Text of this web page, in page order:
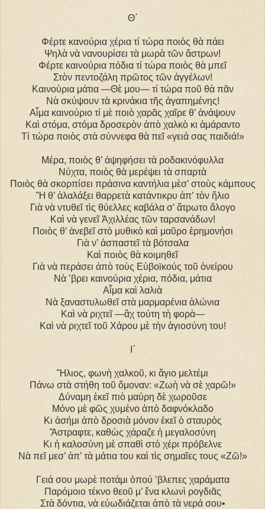
Θ΄
Φέρτε κανούρια χέρια τί τώρα ποιὸς θὰ πάει
Ψηλὰ νὰ νανουρίσει τὰ μωρὰ τῶν ἄστρων!
Φέρτε καινούρια πόδια τί τώρα ποιὸς θὰ μπεῖ
Στὸν πεντοζάλη πρῶτος τῶν ἀγγέλων!
Καινούρια μάτια ―Θὲ μου― τί τώρα ποῦ θὰ πᾶν
Νὰ σκύψουν τὰ κρινάκια τῆς ἀγαπημένης!
Αἷμα καινούριο τί μὲ ποιὸ χαρᾶς χαῖρε θ’ ἀνάψουν
Καὶ στόμα, στόμα δροσερὸν ἀπὸ χαλκὸ κι ἀμάραντο
Τί τώρα ποιὸς στὰ σύννεφα θὰ πεῖ «γειά σας παιδιά!»
Μέρα, ποιὸς θ’ ἀψηφήσει τὰ ροδακινόφυλλα
Νύχτα, ποιὸς θὰ μερέψει τὰ σπαρτὰ
Ποιὸς θὰ σκορπίσει πράσινα καντήλια μὲσ’ στοὺς κάμπους
Ἢ θ’ ἀλαλάξει θαρρετὰ κατάντικρυ ἀπ’ τὸν ἥλιο
Γιὰ νὰ ντυθεῖ τὶς θύελλες καβάλα σ’ ἄτρωτο ἄλογο
Καὶ νὰ γενεῖ Ἀχιλλέας τῶν ταρσανάδων!
Ποιὸς θ’ ἀνεβεῖ στὸ μυθικὸ καὶ μαῦρο ἐρημονήσι
Γιὰ ν’ ἀσπαστεῖ τὰ βότσαλα
Καὶ ποιὸς θὰ κοιμηθεῖ
Γιὰ νὰ περάσει ἀπὸ τοὺς Εὐβοϊκούς τοῦ ὀνείρου
Νὰ ’βρει καινούρια χέρια, πόδια, μάτια
Αἷμα καὶ λαλιὰ
Νὰ ξαναστυλωθεῖ στὰ μαρμαρένια ἁλώνια
Καὶ νὰ ριχτεῖ ―ἂχ τούτη τὴ φορὰ―
Καὶ νὰ ριχτεῖ τοῦ Χάρου μὲ τὴν ἁγιοσύνη του!
I΄
Ἥλιος, φωνὴ χαλκοῦ, κι ἅγιο μελτέμι
Πάνω στὰ στήθη τοῦ ὄμοναν: «Ζωὴ νὰ σὲ χαρῶ!»
Δύναμη ἐκεῖ πιὸ μαύρη δὲ χωροῦσε
Μόνο μὲ φῶς χυμένο ἀπὸ δαφνόκλαδο
Κι ἀσήμι ἀπὸ δροσιὰ μόνον ἐκεῖ ὁ σταυρὸς
Ἄστραφτε, καθὼς χάραζε ἡ μεγαλοσύνη
Κι ἡ καλοσύνη μὲ σπαθὶ στὸ χέρι πρόβελνε
Νὰ πεῖ μεσ’ ἀπ’ τὰ μάτια του καὶ τὶς σημαῖες τους «Ζῶ!»
Γειά σου μωρὲ ποτάμι ὁπού ’βλεπες χαράματα
Παρόμοιο τέκνο θεοῦ μ’ ἕνα κλωνὶ ρογδιᾶς
Στὰ δόντια, νὰ εὐωδιάζεται ἀπὸ τὰ νερά σου•